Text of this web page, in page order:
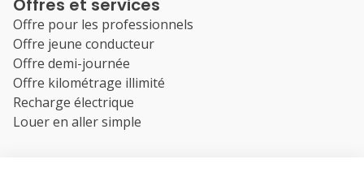
Offres et services
Offre pour les professionnels
Offre jeune conducteur
Offre demi-journée
Offre kilométrage illimité
Recharge électrique
Louer en aller simple